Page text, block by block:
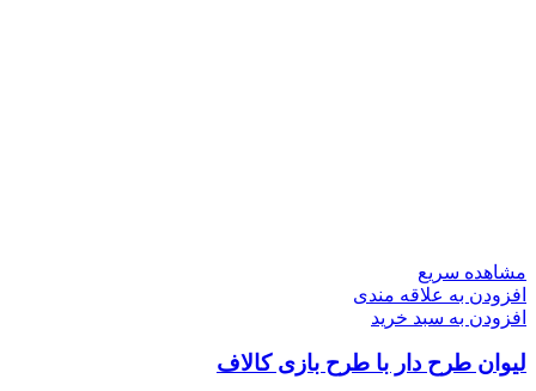
مشاهده سریع
افزودن به علاقه مندی
افزودن به سبد خرید
لیوان طرح دار با طرح بازی کالاف